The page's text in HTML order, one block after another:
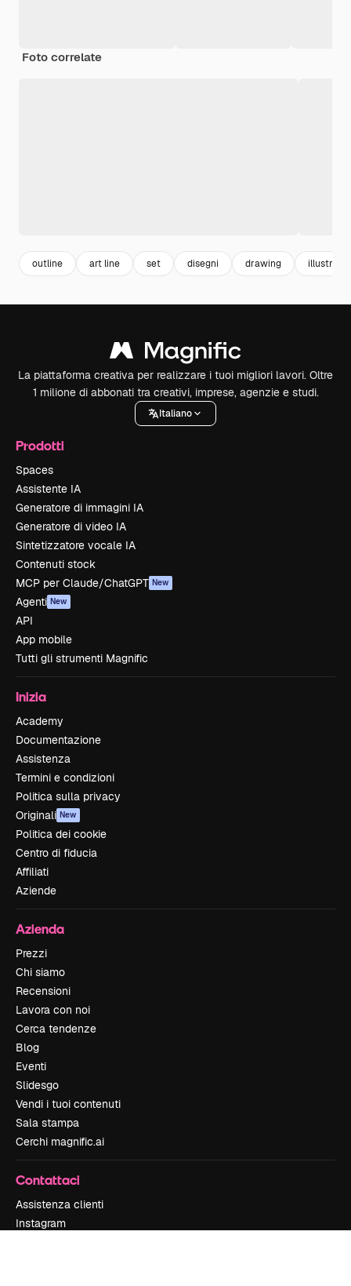
Foto correlate
outline art line set disegni drawing
La piattaforma creativa per realizzare i tuoi migliori lavori. Oltre
1 milione di abbonati tra creativi, imprese, agenzie e studi.
Italiano
Prodotti
Spaces
Assistente IA
Generatore di immagini IA
Generatore di video IA
Sintetizzatore vocale IA
Contenuti stock
MCP per Claude/ChatGPT New
Agenti New
API
App mobile
Tutti gli strumenti Magnific
Inizia
Academy
Documentazione
Assistenza
Termini e condizioni
Politica sulla privacy
Originali New
Politica dei cookie
Centro di fiducia
Affiliati
Aziende
Azienda
Prezzi
Chi siamo
Recensioni
Lavora con noi
Cerca tendenze
Blog
Eventi
Slidesgo
Vendi i tuoi contenuti
Sala stampa
Cerchi magnific.ai
Contattaci
Assistenza clienti
Instagram